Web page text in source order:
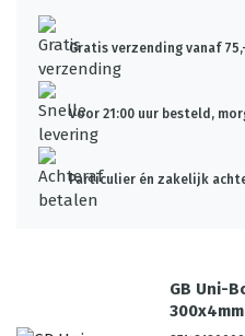
Gratis verzending vanaf
Voor 21:00 uur besteld,
Particulier én zakelijk
GB Uni-